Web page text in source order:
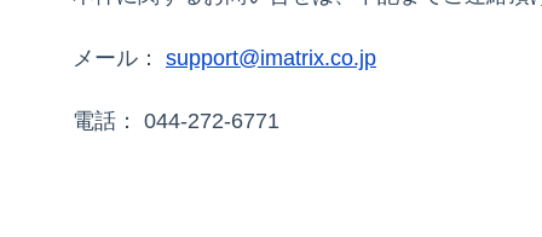
メール： support@imatrix.co.jp
電話： 044-272-6771